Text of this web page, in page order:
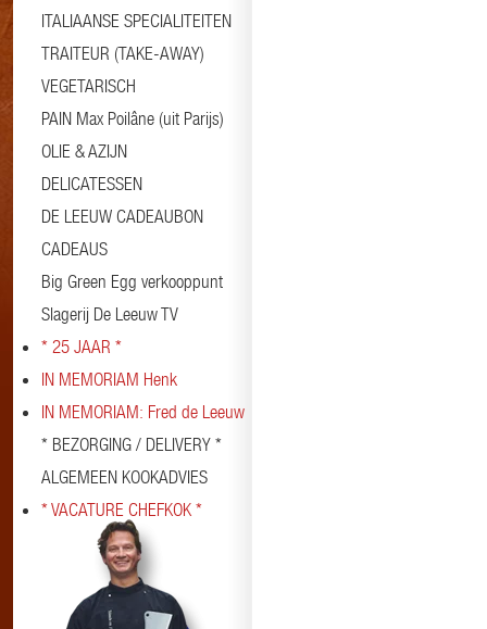
ITALIAANSE SPECIALITEITEN
TRAITEUR (TAKE-AWAY)
VEGETARISCH
PAIN Max Poilâne (uit Parijs)
OLIE & AZIJN
DELICATESSEN
DE LEEUW CADEAUBON
CADEAUS
Big Green Egg verkooppunt
Slagerij De Leeuw TV
* 25 JAAR *
IN MEMORIAM Henk
IN MEMORIAM: Fred de Leeuw
* BEZORGING / DELIVERY *
ALGEMEEN KOOKADVIES
* VACATURE CHEFKOK *